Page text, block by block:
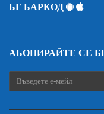
БГ БАРКОД
АБОНИРАЙТЕ СЕ